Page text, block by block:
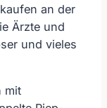
an der
Ärzte und
und vieles
mit